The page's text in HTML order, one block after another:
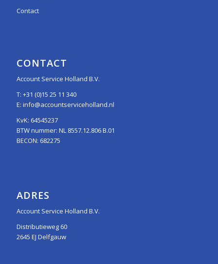
Contact
CONTACT
Account Service Holland B.V.
T: +31 (0)15 25 11 340
E: info@accountserviceholland.nl
KvK: 64545237
BTW nummer: NL 8557.12.806 B.01
BECON: 682275
ADRES
Account Service Holland B.V.
Distributieweg 60
2645 EJ Delfgauw